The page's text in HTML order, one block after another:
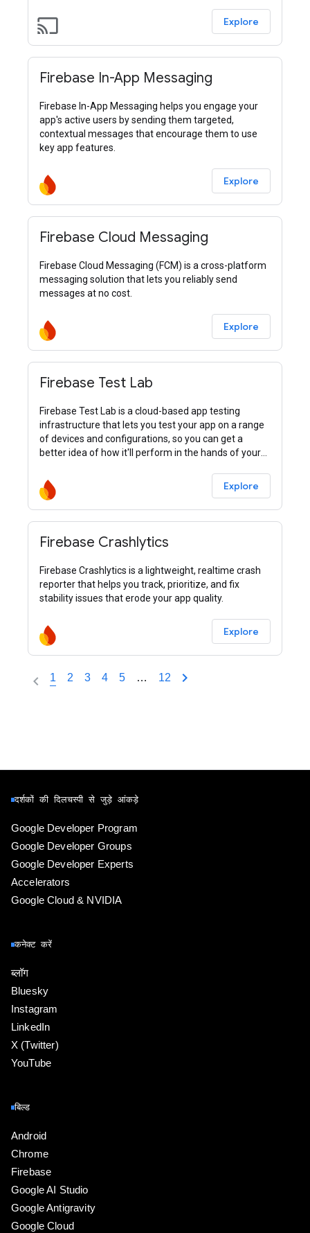
cast Explore
Firebase In-App Messaging
Firebase In-App Messaging helps you engage your
app's active users by sending them targeted,
contextual messages that encourage them to use
key app features.
Explore
Firebase Cloud Messaging
Firebase Cloud Messaging (FCM) is a cross-platform
messaging solution that lets you reliably send
messages at no cost.
Explore
Firebase Test Lab
Firebase Test Lab is a cloud-based app testing
infrastructure that lets you test your app on a range
of devices and configurations, so you can get a
better idea of how it'll perform in the hands of your
Explore
Firebase Crashlytics
Firebase Crashlytics is a lightweight, realtime crash
reporter that helps you track, prioritize, and fix
stability issues that erode your app quality.
Explore
1 2 3 4 5 … 12
दर्शकों की दिलचस्पी से जुड़े आंकड़े
Google Developer Program
Google Developer Groups
Google Developer Experts
Accelerators
Google Cloud & NVIDIA
कनेक्ट करें
ब्लॉग
Bluesky
Instagram
LinkedIn
X (Twitter)
YouTube
बिल्ड
Android
Chrome
Firebase
Google AI Studio
Google Antigravity
Google Cloud